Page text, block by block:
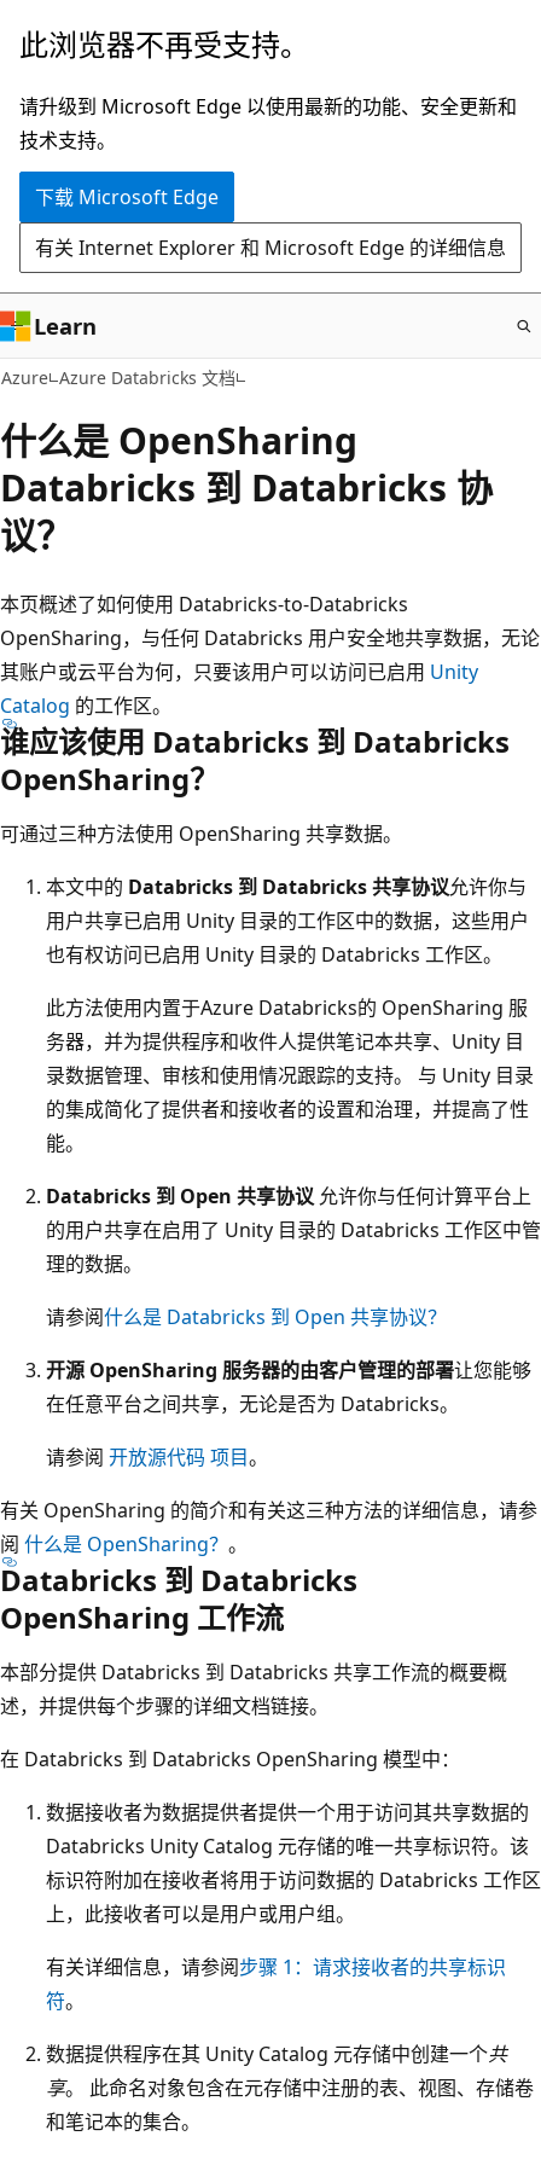
跳
主
要
内
此浏览器不再受支持。
请升级到 Microsoft Edge 以使用最新的功能、安全更新和
技术支持。
下载 Microsoft Edge
有关 Internet Explorer 和 Microsoft Edge 的详细信息
Learn
Azure Azure Databricks 文档
什么是 OpenSharing
Databricks 到 Databricks 协
议？
本页概述了如何使用 Databricks-to-Databricks
OpenSharing，与任何 Databricks 用户安全地共享数据，无论
其账户或云平台为何，只要该用户可以访问已启用 Unity
Catalog 的工作区。
谁应该使用 Databricks 到 Databricks
OpenSharing？
可通过三种方法使用 OpenSharing 共享数据。
本文中的 Databricks 到 Databricks 共享协议允许你与
用户共享已启用 Unity 目录的工作区中的数据，这些用户
也有权访问已启用 Unity 目录的 Databricks 工作区。
此方法使用内置于Azure Databricks的 OpenSharing 服
务器，并为提供程序和收件人提供笔记本共享、Unity 目
录数据管理、审核和使用情况跟踪的支持。 与 Unity 目录
的集成简化了提供者和接收者的设置和治理，并提高了性
能。
Databricks 到 Open 共享协议 允许你与任何计算平台上
的用户共享在启用了 Unity 目录的 Databricks 工作区中管
理的数据。
请参阅什么是 Databricks 到 Open 共享协议？
开源 OpenSharing 服务器的由客户管理的部署让您能够
在任意平台之间共享，无论是否为 Databricks。
请参阅 开放源代码 项目。
有关 OpenSharing 的简介和有关这三种方法的详细信息，请参
阅 什么是 OpenSharing？ 。
Databricks 到 Databricks
OpenSharing 工作流
本部分提供 Databricks 到 Databricks 共享工作流的概要概
述，并提供每个步骤的详细文档链接。
在 Databricks 到 Databricks OpenSharing 模型中：
数据接收者为数据提供者提供一个用于访问其共享数据的
Databricks Unity Catalog 元存储的唯一共享标识符。该
标识符附加在接收者将用于访问数据的 Databricks 工作区
上，此接收者可以是用户或用户组。
有关详细信息，请参阅步骤 1：请求接收者的共享标识
符。
数据提供程序在其 Unity Catalog 元存储中创建一个共
享。 此命名对象包含在元存储中注册的表、视图、存储卷
和笔记本的集合。